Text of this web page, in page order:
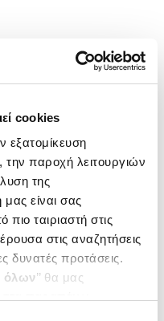
cookies
εξατομίκευση
την παροχή λειτουργιών
της
είναι σας
ταιριαστή στις
στις αναζητήσεις
δυνατές προτάσεις.
όλων’’ θα μας